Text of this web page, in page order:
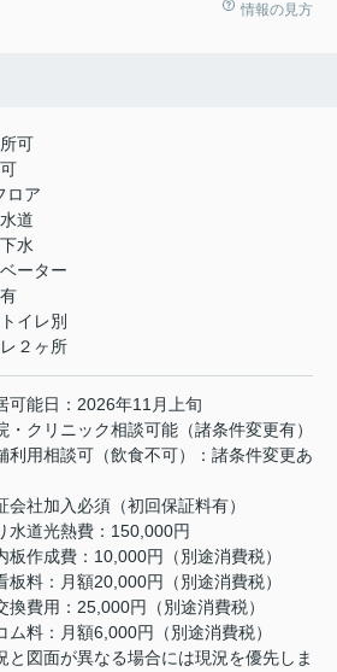
情報の見方
可
ロア
道
水
ーター
イレ別
レ２ヶ所
可能日：2026年11月上旬
・クリニック相談可能（諸条件変更有）
利用相談可（飲食不可）：諸条件変更あ
会社加入必須（初回保証料有）
水道光熱費：150,000円
板作成費：10,000円（別途消費税）
板料：月額20,000円（別途消費税）
換費用：25,000円（別途消費税）
ム料：月額6,000円（別途消費税）
と図面が異なる場合には現況を優先しま